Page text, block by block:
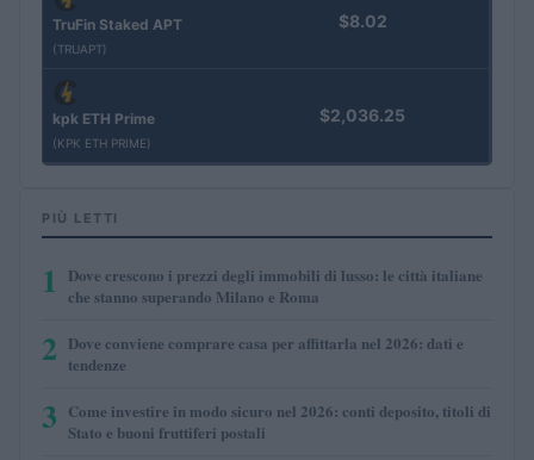
TruFin Staked APT
(TRUAPT)
$8.02
kpk ETH Prime
(KPK ETH PRIME)
$2,036.25
PIÙ LETTI
1
Dove crescono i prezzi degli immobili di lusso: le città italiane
che stanno superando Milano e Roma
2 Dove conviene comprare casa per affittarla nel 2026: dati e
tendenze
3 Come investire in modo sicuro nel 2026: conti deposito, titoli di
Stato e buoni fruttiferi postali